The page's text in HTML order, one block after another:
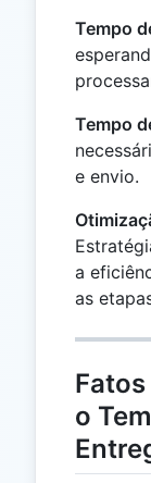
Tempo
Tempo
e envio.
a
as
o